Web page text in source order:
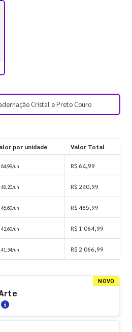
Cristal e Preto Couro
por unidade Valor Total
64,99/un R$ 64,99
48,20/un R$ 240,99
46,60/un R$ 465,99
42,60/un R$ 1.064,99
41,34/un R$ 2.066,99
NOVO